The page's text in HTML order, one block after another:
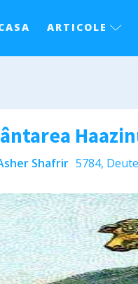
ARTICOLE
Shafrir 5784,